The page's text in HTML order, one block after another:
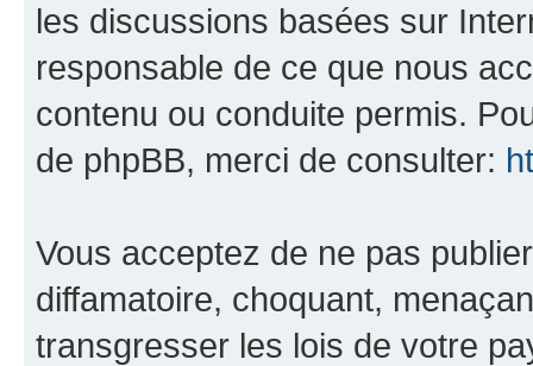
les discussions basées sur
responsable de ce que nous
contenu ou conduite permis.
de phpBB, merci de consulter:
Vous acceptez de ne pas
diffamatoire, choquant,
transgresser les lois de votre